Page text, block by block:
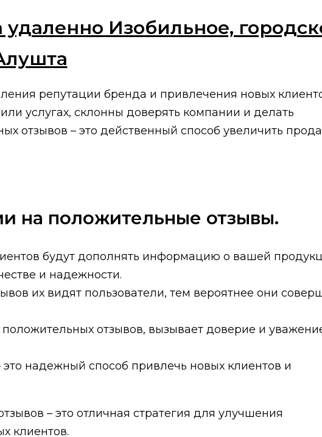
Изобильное,
репутации бренда и привлечения новых
услугах, склонны доверять компании и делать
отзывов – это действенный способ увеличить
на положительные отзывы.
будут дополнять информацию о вашей
и надежности.
их видят пользователи, тем вероятнее они
отзывов, вызывает доверие и
надежный способ привлечь новых клиентов и
– это отличная стратегия для улучшения
клиентов.